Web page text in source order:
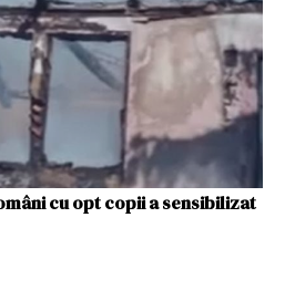
cu opt copii a sensibilizat